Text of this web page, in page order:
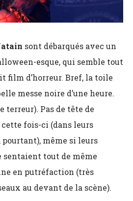
sont débarqués avec un
esque, qui semble tout
film d’horreur. Bref, la toile
messe noire d’une heure.
terreur). Pas de tête de
fois-ci (dans leurs
même si leurs
sentaient tout de même
en putréfaction (très
au devant de la scène).